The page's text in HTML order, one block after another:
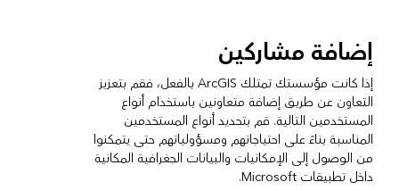
إضافة مشاركين
إذا كانت مؤسستك تمتلك ArcGIS بالفعل، فقم بتعزيز
التعاون عن طريق إضافة متعاونين باستخدام أنواع
المستخدمين التالية. قم بتحديد أنواع المستخدمين
المناسبة بناءً على احتياجاتهم ومسؤولياتهم حتى يتمكنوا
من الوصول إلى الإمكانيات والبيانات الجغرافية المكانية
داخل تطبيقات Microsoft.